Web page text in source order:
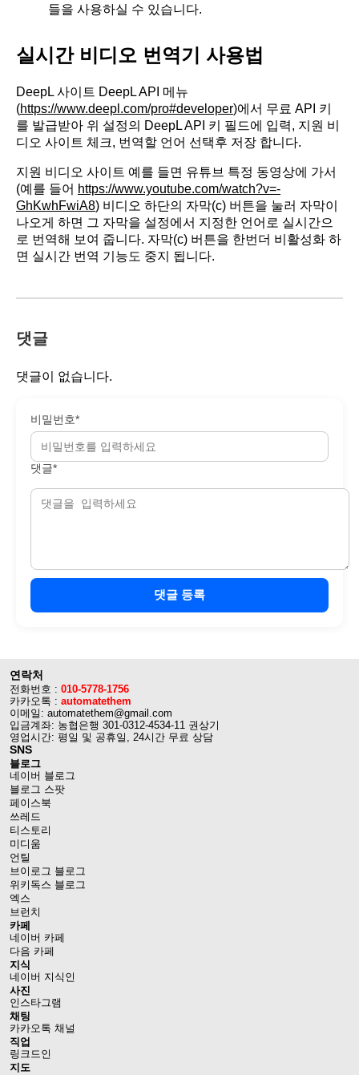
들을 사용하실 수 있습니다.
실시간 비디오 번역기 사용법
DeepL 사이트 DeepL API 메뉴
(https://www.deepl.com/pro#developer)에서 무료 API 키
를 발급받아 위 설정의 DeepL API 키 필드에 입력, 지원 비
디오 사이트 체크, 번역할 언어 선택후 저장 합니다.
지원 비디오 사이트 예를 들면 유튜브 특정 동영상에 가서
(예를 들어 https://www.youtube.com/watch?v=-
GhKwhFwiA8) 비디오 하단의 자막(c) 버튼을 눌러 자막이
나오게 하면 그 자막을 설정에서 지정한 언어로 실시간으
로 번역해 보여 줍니다. 자막(c) 버튼을 한번더 비활성화 하
면 실시간 번역 기능도 중지 됩니다.
댓글
댓글이 없습니다.
비밀번호*
댓글*
댓글 등록
연락처
전화번호 : 010-5778-1756
카카오톡 : automatethem
이메일: automatethem@gmail.com
입금계좌: 농협은행 301-0312-4534-11 권상기
영업시간: 평일 및 공휴일, 24시간 무료 상담
SNS
블로그
네이버 블로그
블로그 스팟
페이스북
쓰레드
티스토리
미디움
언틸
브이로그 블로그
위키독스 블로그
엑스
브런치
카페
네이버 카페
다음 카페
지식
네이버 지식인
사진
인스타그램
채팅
카카오톡 채널
직업
링크드인
지도